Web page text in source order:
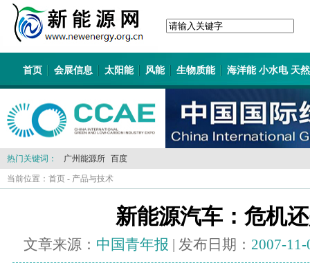
首页 会展信息 太阳能 风能 生物质能 海洋能 小水电 天
热门关键词： 广州能源所 百度
当前位置： 首页 - 产品与技术
新能源汽车：危机
文章来源： 中国青年报 | 发布日期： 2007-11-